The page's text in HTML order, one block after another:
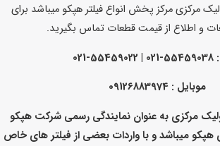
مرکزی مرکز پخش انواع فیلتر هپکو میباشد برای
و اطلاع از قیمت قطعات تماس بگیرید.
:
55459038-021 | 55459022-021
موبایل : 09126883974
مرکزی به عنوان نمایندگی رسمی شرکت هپکو
هپکو میباشد و با واردات بعضی از فیلتر های خاص